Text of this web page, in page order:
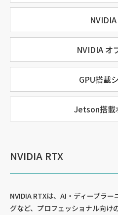
NVIDIA オ
GPU搭載
Jetson搭載
NVIDIA RTX
NVIDIA RTXは、AI・ディープラ
グなど、プロフェッショナル向け